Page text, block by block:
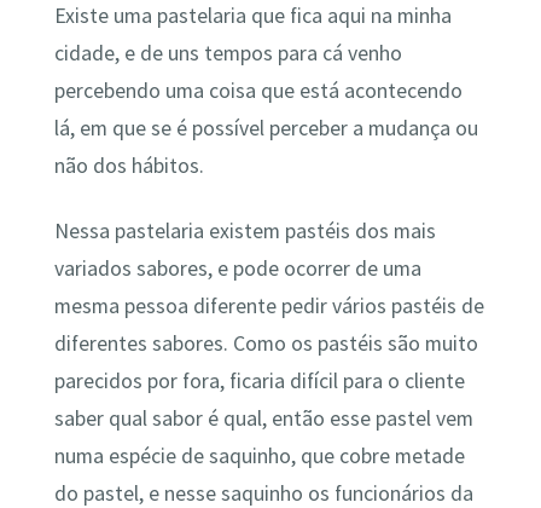
Existe uma pastelaria que fica aqui na minha
cidade, e de uns tempos para cá venho
percebendo uma coisa que está acontecendo
lá, em que se é possível perceber a mudança ou
não dos hábitos.
Nessa pastelaria existem pastéis dos mais
variados sabores, e pode ocorrer de uma
mesma pessoa diferente pedir vários pastéis de
diferentes sabores. Como os pastéis são muito
parecidos por fora, ficaria difícil para o cliente
saber qual sabor é qual, então esse pastel vem
numa espécie de saquinho, que cobre metade
do pastel, e nesse saquinho os funcionários da